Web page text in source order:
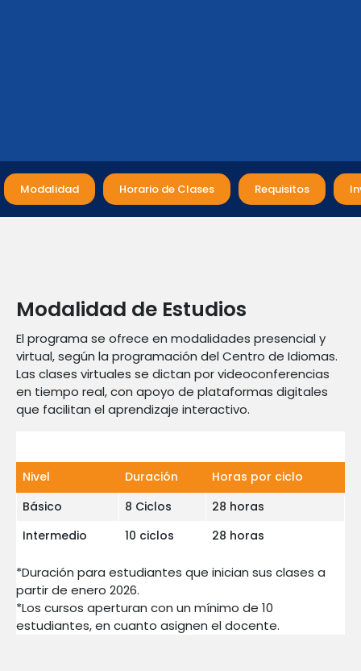
Modalidad Horario de Clases Requisitos
Modalidad de Estudios
El programa se ofrece en modalidades presencial y
virtual, según la programación del Centro de Idiomas.
Las clases virtuales se dictan por videoconferencias
en tiempo real, con apoyo de plataformas digitales
que facilitan el aprendizaje interactivo.
Nivel Duración
Horas por ciclo
Básico
8 Ciclos
28 horas
Intermedio
10 ciclos 28 horas
*Duración para estudiantes que inician sus clases a
partir de enero 2026.
*Los cursos aperturan con un mínimo de 10
estudiantes, en cuanto asignen el docente.